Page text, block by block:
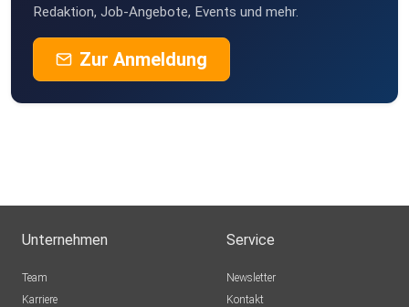
Redaktion, Job-Angebote, Events und mehr.
Zur Anmeldung
Unternehmen
Team
Karriere
Service
Newsletter
Kontakt